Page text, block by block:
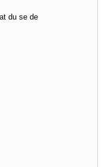
du se de